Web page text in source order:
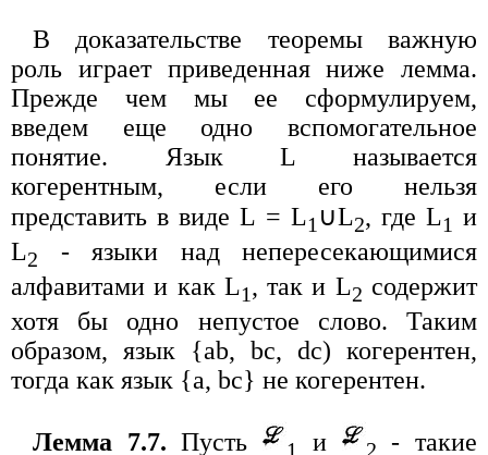
В доказательстве теоремы важную
роль играет приведенная ниже лемма.
Прежде чем мы ее сформулируем,
введем еще одно вспомогательное
понятие. Язык L называется
когерентным, если его нельзя
представить в виде L = L1 ∪L2, где L1 и
L2
- языки над непересекающимися
алфавитами и как L1, так и L2 содержит
хотя бы одно непустое слово. Таким
образом, язык {ab, bc, dc) когерентен,
тогда как язык {a, bc} не когерентен.
Лемма 7.7. Пусть 1 и 2 - такие